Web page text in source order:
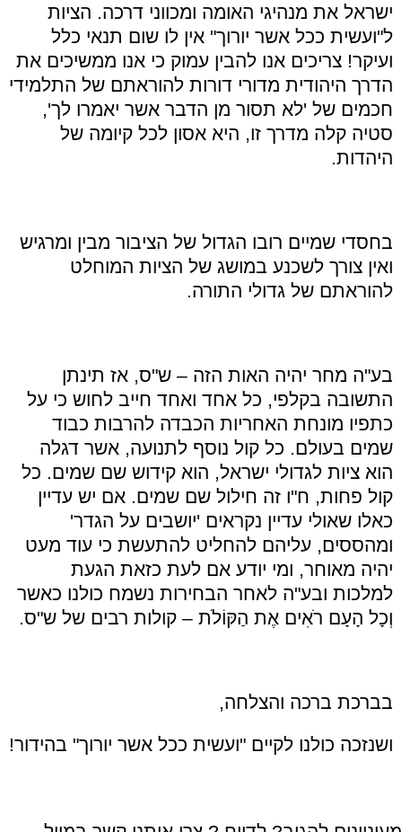
ישראל את מנהיגי האומה ומכווני דרכה. הציות
ל"ועשית ככל אשר יורוך" אין לו שום תנאי כלל
ועיקר! צריכים אנו להבין עמוק כי אנו ממשיכים את
הדרך היהודית מדורי דורות להוראתם של התלמידי
חכמים של 'לא תסור מן הדבר אשר יאמרו לך',
סטיה קלה מדרך זו, היא אסון לכל קיומה של
היהדות.
בחסדי שמיים רובו הגדול של הציבור מבין ומרגיש
ואין צורך לשכנע במושג של הציות המוחלט
להוראתם של גדולי התורה.
בע"ה מחר יהיה האות הזה – ש"ס, אז תינתן
התשובה בקלפי, כל אחד ואחד חייב לחוש כי על
כתפיו מונחת האחריות הכבדה להרבות כבוד
שמים בעולם. כל קול נוסף לתנועה, אשר דגלה
הוא ציות לגדולי ישראל, הוא קידוש שם שמים. כל
קול פחות, ח"ו זה חילול שם שמים. אם יש עדיין
כאלו שאולי עדיין נקראים 'יושבים על הגדר'
ומהססים, עליהם להחליט להתעשת כי עוד מעט
יהיה מאוחר, ומי יודע אם לעת כזאת הגעת
למלכות ובע"ה לאחר הבחירות נשמח כולנו כאשר
וְכָל הָעָם רֹאִים אֶת הַקּוֹלֹת – קולות רבים של ש"ס.
בברכת ברכה והצלחה,
ושנזכה כולנו לקיים "ועשית ככל אשר יורוך" בהידור!